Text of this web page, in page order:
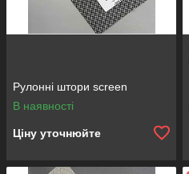
Рулонні штори screen
В наявності
Ціну уточнюйте